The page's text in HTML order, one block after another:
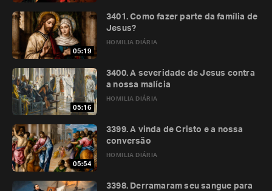
05:19
HOMILIA DIÁRIA
3401. Como fazer parte da família de
Jesus?
05:16
HOMILIA DIÁRIA
3400. A severidade de Jesus contra
a nossa malícia
05:54
HOMILIA DIÁRIA
3399. A vinda de Cristo e a nossa
conversão
3398. Derramaram seu sangue para